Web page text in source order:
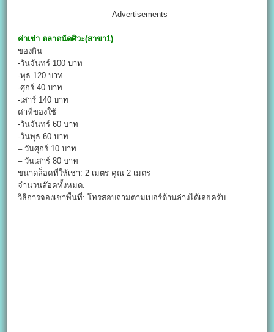
Advertisements
ค่าเช่า ตลาดนัดศิวะ(สาขา1)
ของกิน
-วันจันทร์ 100 บาท
-พุธ 120 บาท
-ศุกร์ 40 บาท
-เสาร์ 140 บาท
ค่าที่ของใช้
-วันจันทร์ 60 บาท
-วันพุธ 60 บาท
– วันศุกร์ 10 บาท.
– วันเสาร์ 80 บาท
ขนาดล็อคที่ให้เช่า: 2 เมตร คูณ 2 เมตร
จำนวนล๊อคทั้งหมด:
วิธีการจองเช่าพื้นที่: โทรสอบถามตามเบอร์ด้านล่างได้เลยครับ